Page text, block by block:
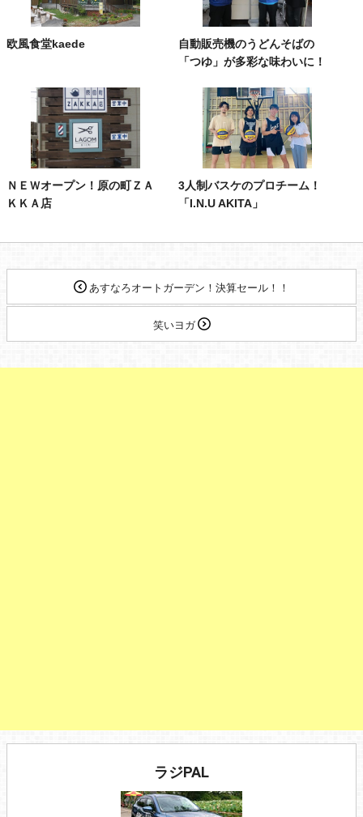
欧風食堂kaede
自動販売機のうどんそばの
「つゆ」が多彩な味わいに！
ＮＥＷオープン！原の町ＺＡ
ＫＫＡ店
3人制バスケのプロチーム！
「I.N.U AKITA」
あすなろオートガーデン！決算セール！！
笑いヨガ
ラジPAL